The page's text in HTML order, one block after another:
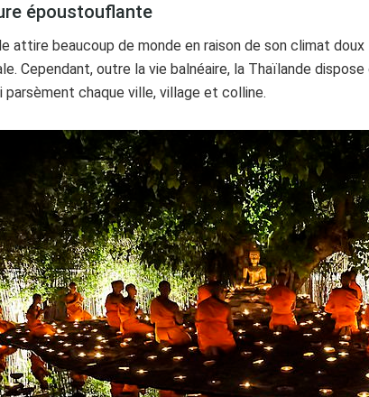
époustouflante
attire beaucoup de monde en raison de son climat
Cependant, outre la vie balnéaire, la Thaïlande
parsèment chaque ville, village et colline.